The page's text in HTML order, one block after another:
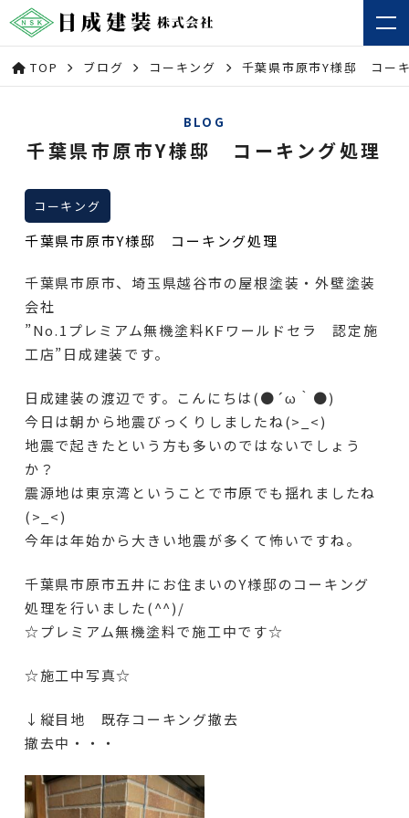
TOP ブログ コーキング 千葉県市原市Y様邸 コー
BLOG
千葉県市原市Y様邸 コーキング処理
コーキング
千葉県市原市Y様邸 コーキング処理
千葉県市原市、埼玉県越谷市の屋根塗装・外壁塗装
会社
”No.1プレミアム無機塗料KFワールドセラ 認定施
工店”日成建装です。
日成建装の渡辺です。こんにちは(●´ω｀●)
今日は朝から地震びっくりしましたね(>_<)
地震で起きたという方も多いのではないでしょう
か？
震源地は東京湾ということで市原でも揺れましたね
(>_<)
今年は年始から大きい地震が多くて怖いですね。
千葉県市原市五井にお住まいのY様邸のコーキング
処理を行いました(^^)/
☆プレミアム無機塗料で施工中です☆
☆施工中写真☆
↓縦目地 既存コーキング撤去
撤去中・・・